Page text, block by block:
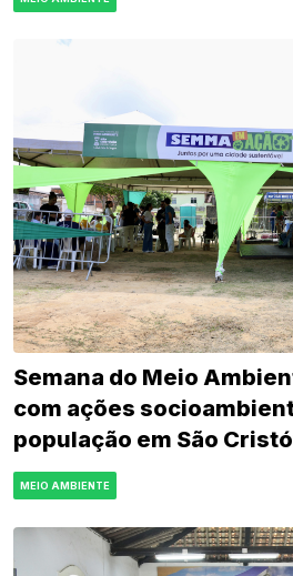
Semana do Meio
com ações
população em São
MEIO AMBIENTE